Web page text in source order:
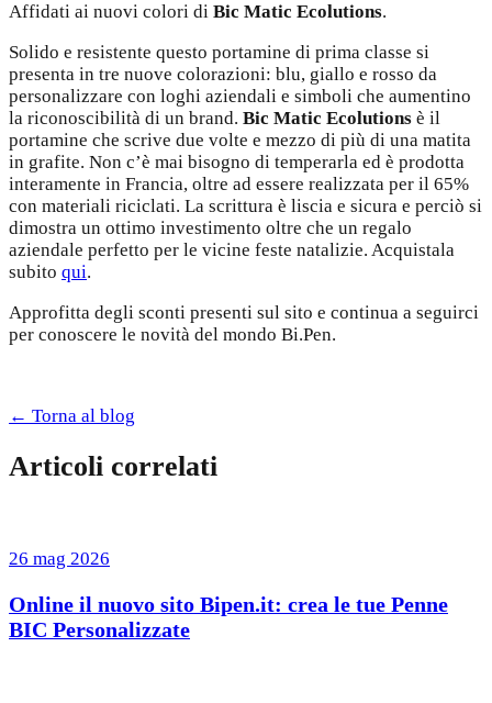
Affidati ai nuovi colori di Bic Matic Ecolutions.
Solido e resistente questo portamine di prima classe si
presenta in tre nuove colorazioni: blu, giallo e rosso da
personalizzare con loghi aziendali e simboli che aumentino
la riconoscibilità di un brand. Bic Matic Ecolutions è il
portamine che scrive due volte e mezzo di più di una matita
in grafite. Non c’è mai bisogno di temperarla ed è prodotta
interamente in Francia, oltre ad essere realizzata per il 65%
con materiali riciclati. La scrittura è liscia e sicura e perciò si
dimostra un ottimo investimento oltre che un regalo
aziendale perfetto per le vicine feste natalizie. Acquistala
subito qui.
Approfitta degli sconti presenti sul sito e continua a seguirci
per conoscere le novità del mondo Bi.Pen.
← Torna al blog
Articoli correlati
26 mag 2026
Online il nuovo sito Bipen.it: crea le tue Penne
BIC Personalizzate